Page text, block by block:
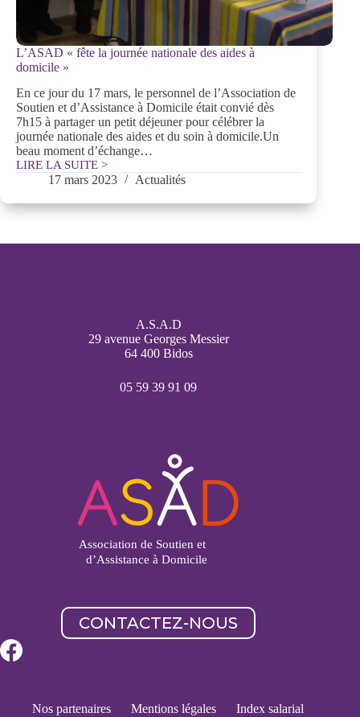
L’ASAD « fête la journée nationale des aides à
domicile »
En ce jour du 17 mars, le personnel de l’Association de
Soutien et d’Assistance à Domicile était convié dès
7h15 à partager un petit déjeuner pour célébrer la
journée nationale des aides et du soin à domicile.Un
beau moment d’échange…
LIRE LA SUITE >
L’ASAD
la
17 mars 2023 Actualités
A.S.A.D
29 avenue Georges Messier
64 400 Bidos
05 59 39 91 09
CONTACTEZ-NOUS
Nos partenaires Mentions légales Index salarial